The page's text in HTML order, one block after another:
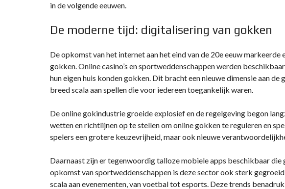
in de volgende eeuwen.
De moderne tijd: digitalisering van gokken
De opkomst van het internet aan het eind van de 20e eeuw
gokken. Online casino’s en sportweddenschappen werden
hun eigen huis konden gokken. Dit bracht een nieuwe dimensie aan
breed scala aan spellen die voor iedereen toegankelijk waren.
De online gokindustrie groeide explosief en de regelgeving begon
wetten en richtlijnen op te stellen om online gokken te reguleren en
spelers een grotere keuzevrijheid, maar ook nieuwe
Daarnaast zijn er tegenwoordig talloze mobiele apps beschikbaar
opkomst van sportweddenschappen is deze sector ook sterk
scala aan evenementen, van voetbal tot esports. Deze trends